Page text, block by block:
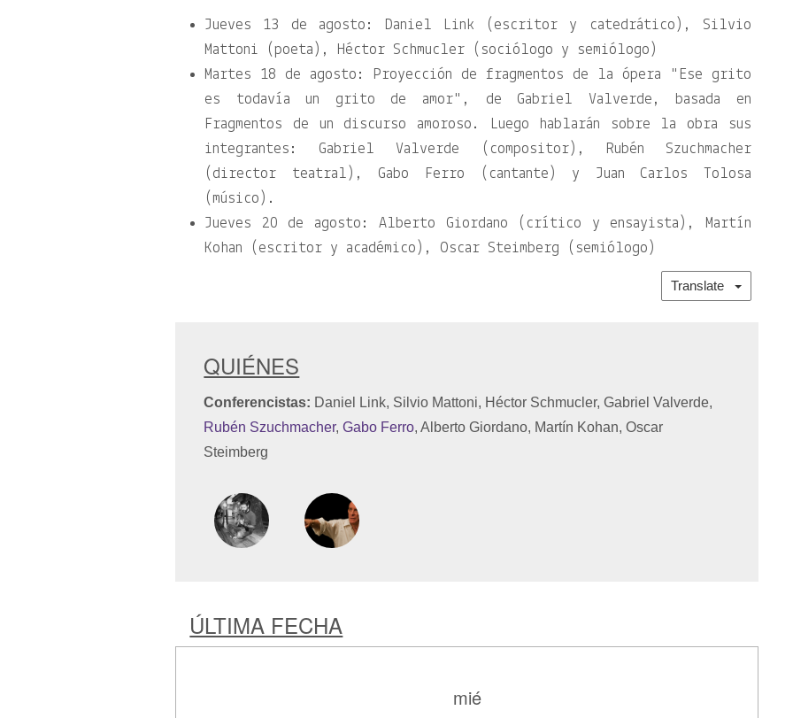
Jueves 13 de agosto: Daniel Link (escritor y catedrático), Silvio
Mattoni (poeta), Héctor Schmucler (sociólogo y semiólogo)
Martes 18 de agosto: Proyección de fragmentos de la ópera
Ese grito
es todavía un grito de amor
, de Gabriel Valverde, basada en
Fragmentos de un discurso amoroso. Luego hablarán sobre la obra sus
integrantes: Gabriel Valverde (compositor), Rubén Szuchmacher
(director teatral), Gabo Ferro (cantante) y Juan Carlos Tolosa
(músico).
Jueves 20 de agosto: Alberto Giordano (crítico y ensayista), Martín
Kohan (escritor y académico), Oscar Steimberg (semiólogo)
Translate
QUIÉNES
Conferencistas: Daniel Link, Silvio Mattoni, Héctor Schmucler, Gabriel Valverde,
Rubén Szuchmacher,Gabo Ferro, Alberto Giordano, Martín Kohan, Oscar
Steimberg
ÚLTIMA FECHA
mié